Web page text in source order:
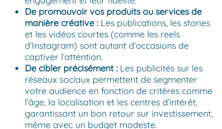
De promouvoir vos produits ou services de
manière créative :Les publications, les stories
et les vidéos courtes (comme les reels
d’Instagram) sont autant d’occasions de
captiver l’attention.
De cibler précisément :Les publicités sur les
réseaux sociaux permettent de segmenter
votre audience en fonction de critères comme
l’âge, la localisation et les centres d’intérêt,
garantissant un bon retour sur investissement,
même avec un budget modeste.